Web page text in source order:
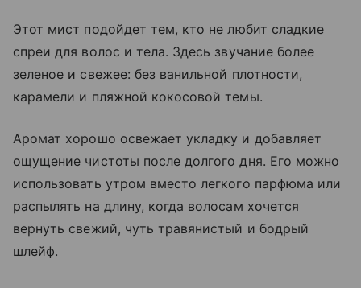
Этот мист подойдет тем, кто не любит сладкие
спреи для волос и тела. Здесь звучание более
зеленое и свежее: без ванильной плотности,
карамели и пляжной кокосовой темы.
Аромат хорошо освежает укладку и добавляет
ощущение чистоты после долгого дня. Его можно
использовать утром вместо легкого парфюма или
распылять на длину, когда волосам хочется
вернуть свежий, чуть травянистый и бодрый
шлейф.